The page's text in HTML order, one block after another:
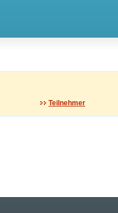
Teilnehmer